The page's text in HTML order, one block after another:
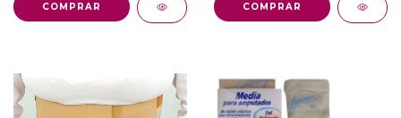
COMPRAR COMPRAR